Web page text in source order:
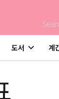
도서 계